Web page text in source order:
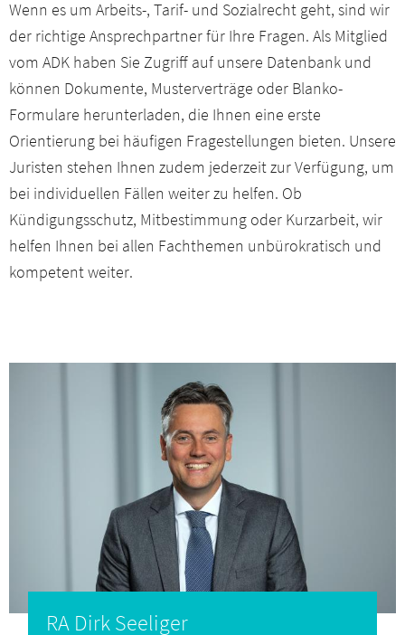
Arbeitswissenschaft
Wirtschaftsförderung
Netzwerke & Arbeitskreise
Berufsbildung
Aktuelles
Presseservice
Mitgliederbereich
Wenn es um Arbeits-, Tarif- und Sozialrecht geht, sind wir
der richtige Ansprechpartner für Ihre Fragen. Als Mitglied
vom ADK haben Sie Zugriff auf unsere Datenbank und
können Dokumente, Musterverträge oder Blanko-
Formulare herunterladen, die Ihnen eine erste
Orientierung bei häufigen Fragestellungen bieten. Unsere
Juristen stehen Ihnen zudem jederzeit zur Verfügung, um
bei individuellen Fällen weiter zu helfen. Ob
Kündigungsschutz, Mitbestimmung oder Kurzarbeit, wir
helfen Ihnen bei allen Fachthemen unbürokratisch und
kompetent weiter.
RA Dirk Seeliger